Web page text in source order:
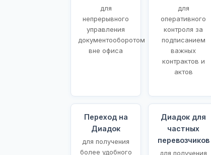
для
непрерывного
управления
документооборотом
вне офиса
для
оперативного
контроля за
подписанием
важных
контрактов и
актов
Переход на
Диадок
для получения
более удобного
Диадок для
частных
перевозчиков
для получения